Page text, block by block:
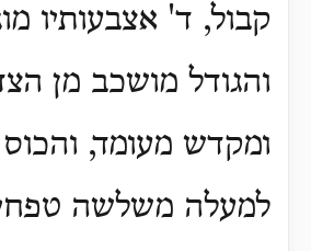
קבול, ד' אצבעותיו
והגודל מושכב מן
ומקדש מעומד,
למעלה משלשה